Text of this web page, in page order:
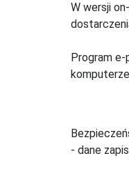
W wersji
Program
- dane